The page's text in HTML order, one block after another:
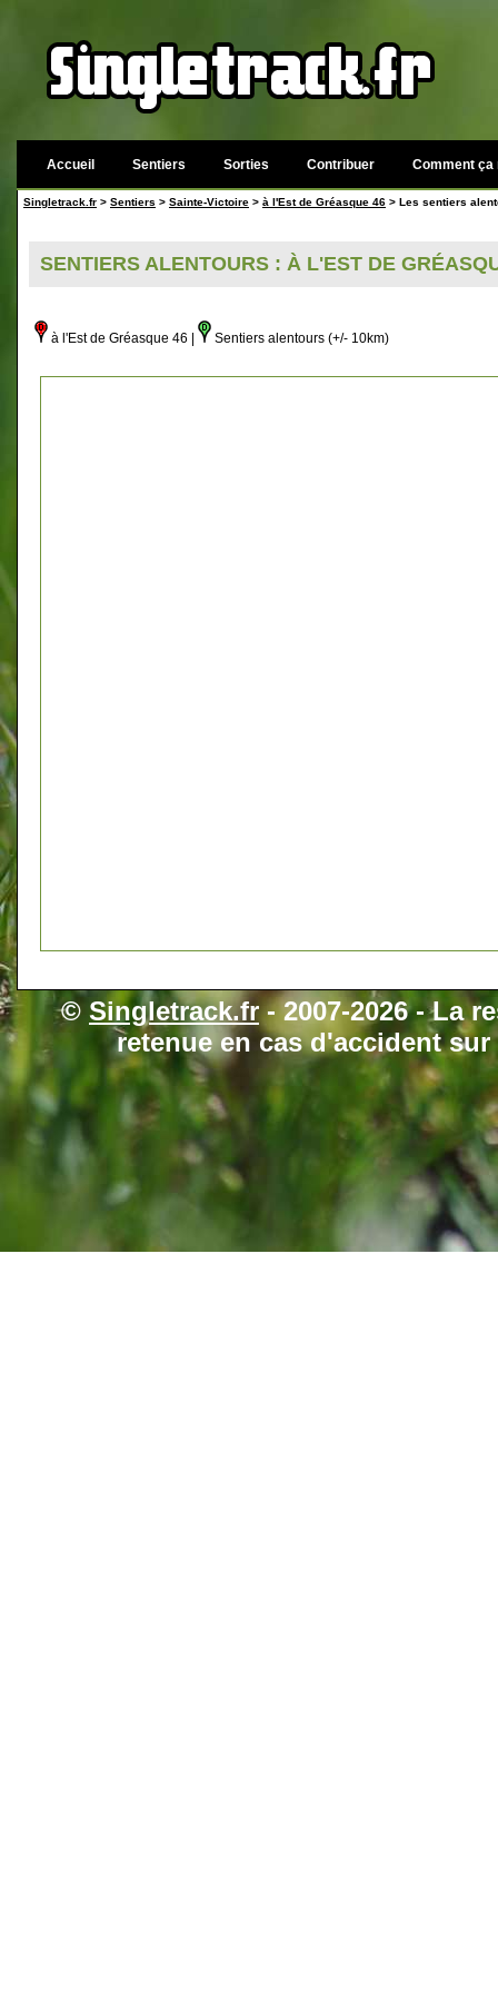
Accueil Sentiers Sorties Contribuer Comment ça
Singletrack.fr > Sentiers > Sainte-Victoire > à l'Est de Gréasque 46 > Les sentiers
SENTIERS ALENTOURS : À L'EST DE
à l'Est de Gréasque 46 | Sentiers alentours (+/- 10km)
© Singletrack.fr- 2007-2026 - La
retenue en cas d'accident